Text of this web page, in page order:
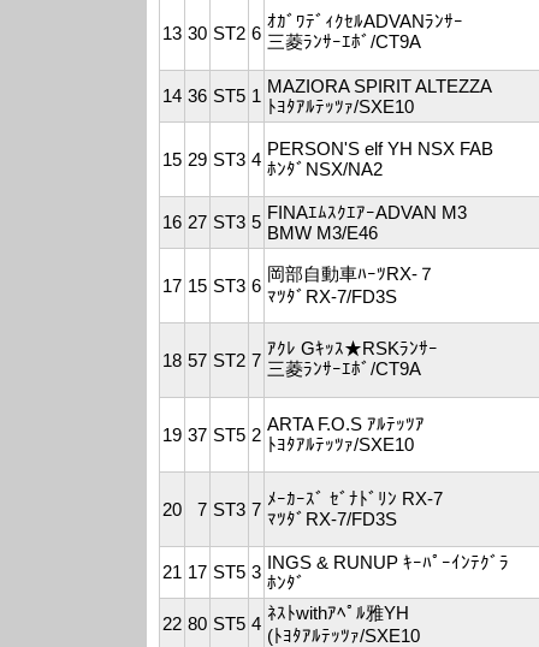
13 30 ST2 6
ｵｶﾞﾜﾃﾞｨｸｾﾙADVANﾗﾝｻｰ
三菱ﾗﾝｻｰｴﾎﾞ/CT9A
14 36 ST5 1 MAZIORA SPIRIT ALTEZZA
ﾄﾖﾀｱﾙﾃｯﾂｧ/SXE10
15 29 ST3 4
PERSON'S elf YH NSX FAB
ﾎﾝﾀﾞNSX/NA2
16 27 ST3 5 FINAｴﾑｽｸｴｱｰADVAN M3
BMW M3/E46
17 15 ST3 6
岡部自動車ﾊｰﾂRX-７
ﾏﾂﾀﾞRX-7/FD3S
18 57 ST2 7
ｱｸﾚ Gｷｯｽ★RSKﾗﾝｻｰ
三菱ﾗﾝｻｰｴﾎﾞ/CT9A
19 37 ST5 2
ARTA F.O.S ｱﾙﾃｯﾂｱ
ﾄﾖﾀｱﾙﾃｯﾂｧ/SXE10
20 7 ST3 7
ﾒｰｶｰｽﾞ ｾﾞﾅﾄﾞﾘﾝ RX-7
ﾏﾂﾀﾞRX-7/FD3S
21 17 ST5 3 INGS & RUNUP ｷｰﾊﾟｰｲﾝﾃｸﾞﾗ
ﾎﾝﾀﾞ
22 80 ST5 4
ﾈｽﾄwithｱﾍﾟﾙ雅YH
(ﾄﾖﾀｱﾙﾃｯﾂｧ/SXE10